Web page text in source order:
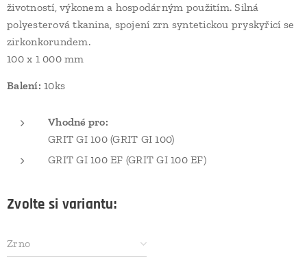
životností, výkonem a hospodárným použitím. Silná
polyesterová tkanina, spojení zrn syntetickou pryskyřicí se
zirkonkorundem.
100 x 1 000 mm
Balení: 10ks
Vhodné pro:
GRIT GI 100 (GRIT GI 100)
GRIT GI 100 EF (GRIT GI 100 EF)
Zvolte si variantu:
Zrno